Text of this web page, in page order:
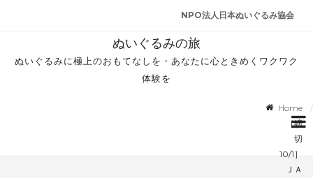
NPO法人日本ぬいぐるみ協会
ぬいぐるみの旅
ぬいぐるみに極上のおもてなしを・あなたに心ときめくワクワク
体験を
Home
［締
切
10/1］
ＪＡ